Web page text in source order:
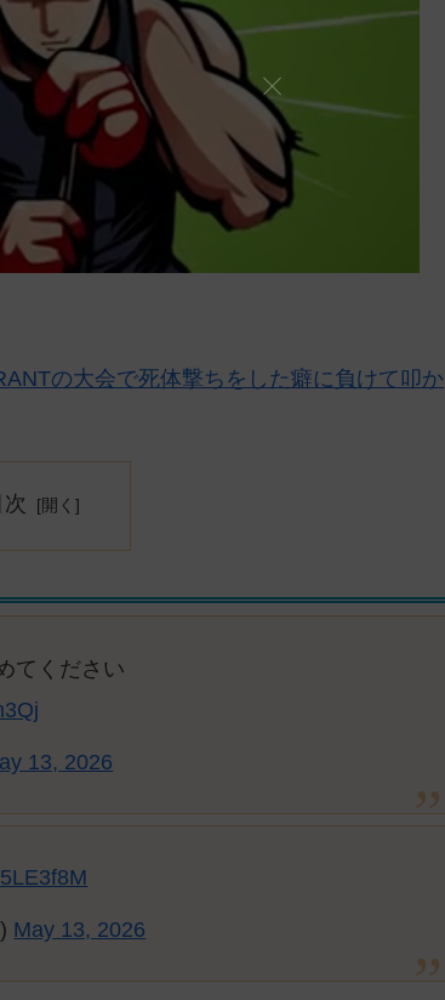
の大会で死体撃ちをした癖に負けて叩か
てください
13, 2026
May 13, 2026